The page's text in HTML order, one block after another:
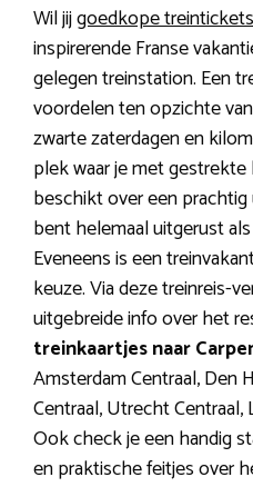
Wil jijgoedkope
inspirerende Franse
gelegen treinstation. Een
voordelen ten opzichte
zwarte zaterdagen en
plek waar je met
beschikt over een
bent helemaal uitgerust
Eveneens is een
keuze. Via deze treinreis-
uitgebreide info over het
treinkaartjes naar
Amsterdam Centraal, Den
Centraal, Utrecht Centraal,
Ook check je een handig
en praktische feitjes over